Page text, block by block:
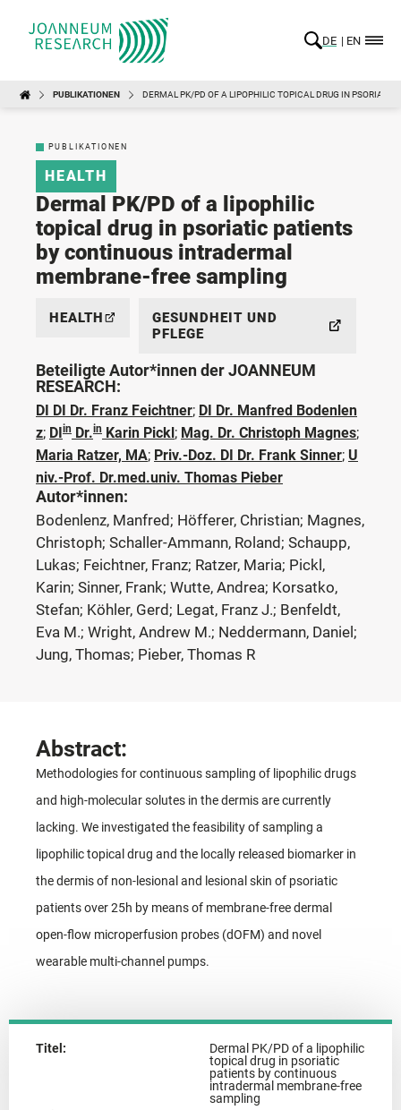
DE EN
PUBLIKATIONEN DERMAL PK/PD OF A LIPOPHILIC TOPICAL DRUG IN
PUBLIKATIONEN
HEALTH
Dermal PK/PD of a lipophilic
topical drug in psoriatic patients
by continuous intradermal
membrane-free sampling
HEALTH
GESUNDHEIT UND
PFLEGE
Beteiligte Autor*innen der JOANNEUM
RESEARCH:
DI DI Dr. Franz Feichtner; DI Dr. Manfred Bodenlen
z; DIin Dr.in Karin Pickl; Mag. Dr. Christoph Magnes;
Maria Ratzer, MA; Priv.-Doz. DI Dr. Frank Sinner; U
niv.-Prof. Dr.med.univ. Thomas Pieber
Autor*innen:
Bodenlenz, Manfred; Höfferer, Christian; Magnes,
Christoph; Schaller-Ammann, Roland; Schaupp,
Lukas; Feichtner, Franz; Ratzer, Maria; Pickl,
Karin; Sinner, Frank; Wutte, Andrea; Korsatko,
Stefan; Köhler, Gerd; Legat, Franz J.; Benfeldt,
Eva M.; Wright, Andrew M.; Neddermann, Daniel;
Jung, Thomas; Pieber, Thomas R
Abstract:
Methodologies for continuous sampling of lipophilic drugs
and high-molecular solutes in the dermis are currently
lacking. We investigated the feasibility of sampling a
lipophilic topical drug and the locally released biomarker in
the dermis of non-lesional and lesional skin of psoriatic
patients over 25h by means of membrane-free dermal
open-flow microperfusion probes (dOFM) and novel
wearable multi-channel pumps.
Titel:
Dermal PK/PD of a lipophilic
topical drug in psoriatic
patients by continuous
intradermal membrane-free
sampling